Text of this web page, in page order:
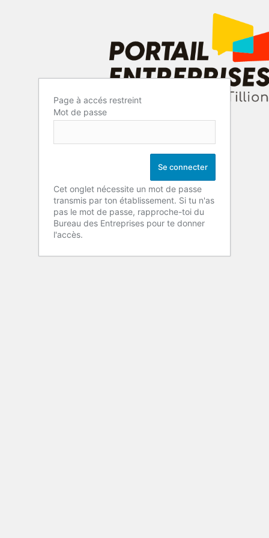
Page à accés restreint
Mot de passe
Cet onglet nécessite un mot de passe
transmis par ton établissement. Si tu n'as
pas le mot de passe, rapproche-toi du
Bureau des Entreprises pour te donner
l'accès.